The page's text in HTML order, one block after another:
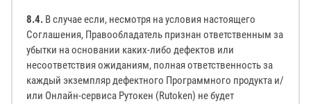
8.4. В случае если, несмотря на условия настоящего
Соглашения, Правообладатель признан ответственным за
убытки на основании каких-либо дефектов или
несоответствия ожиданиям, полная ответственность за
каждый экземпляр дефектного Программного продукта и/
или Онлайн-сервиса Рутокен (Rutoken) не будет